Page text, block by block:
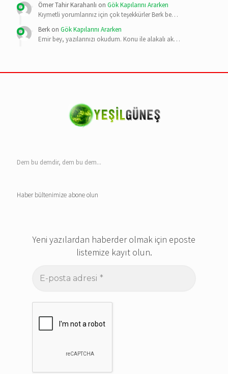
Ömer Tahir Karahanlı on Gök Kapılarını Ararken
Kıymetli yorumlarınız için çok teşekkürler Berk be…
Berk on Gök Kapılarını Ararken
Emir bey, yazılarınızı okudum. Konu ile alakalı ak…
Dem bu demdir, dem bu dem...
Haber bültenimize abone olun
Yeni yazılardan haberder olmak için eposte
listemize kayıt olun.
posta